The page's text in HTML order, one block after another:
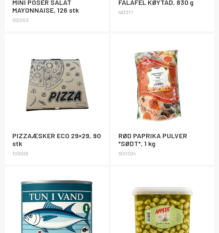
MINI POSER SALAT
MAYONNAISE, 126 stk
612003
FALAFEL KØYTAD, 830 g
483371
PIZZAÆSKER ECO 29×29, 90
stk
106029
RØD PAPRIKA PULVER
*SØDT*, 1 kg
600024